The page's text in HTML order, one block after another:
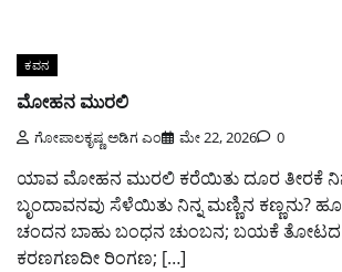
ಕವನ
ಮೋಹನ ಮುರಲಿ
ಗೋಪಾಲಕೃಷ್ಣ ಅಡಿಗ ಎಂ ಮೇ 22, 2026 0
ಯಾವ ಮೋಹನ ಮುರಲಿ ಕರೆಯಿತು ದೂರ ತೀರಕೆ
ಬೃಂದಾವನವು ಸೆಳೆಯಿತು ನಿನ್ನ ಮಣ್ಣಿನ ಕಣ್ಣನು?
ಚಂದನ ಬಾಹು ಬಂಧನ ಚುಂಬನ; ಬಯಕೆ
ಕರಣಗಣದೀ ರಿಂಗಣ; […]